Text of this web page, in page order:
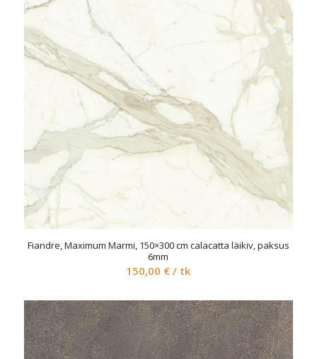
Fiandre, Maximum Marmi, 150×300 cm calacatta läikiv, paksus
6mm
150,00 € / tk